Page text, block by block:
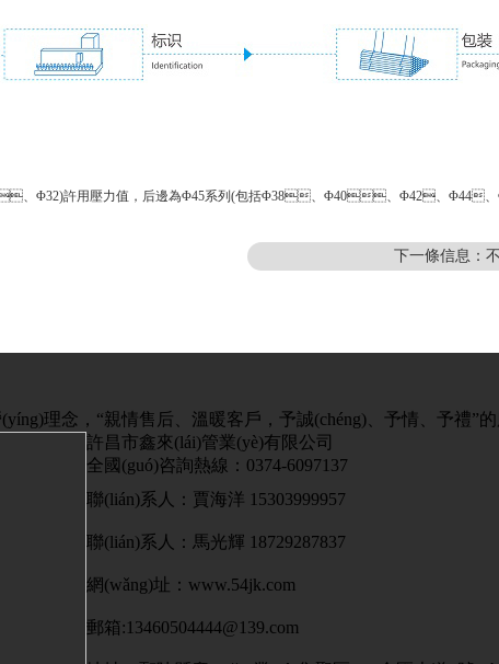
Φ32)許用壓力值，后邊為Φ45系列(包括Φ38、Φ40、Φ42、Φ44、
下一條信息：
，“親情售后、溫暖客戶，予誠(chéng)、予情、予禮”
許昌市鑫來(lái)管業(yè)有限公司
全國(guó)咨詢熱線：0374-6097137
聯(lián)系人：賈海洋 15303999957
聯(lián)系人：馬光輝 18729287837
網(wǎng)址：www.54jk.com
郵箱:13460504444@139.com